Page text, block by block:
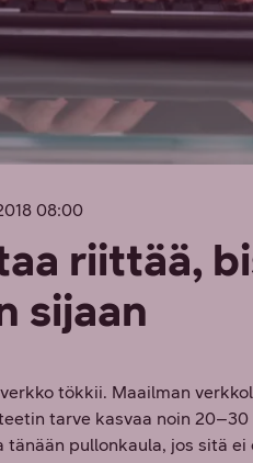
08:00
riittää,
sijaan
tökkii. Maailman
tarve kasvaa noin
tänään pullonkaula, jos sitä